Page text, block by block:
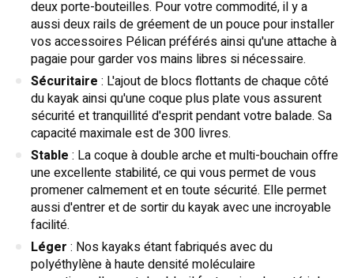
deux porte-bouteilles. Pour votre commodité, il y a
aussi deux rails de gréement de un pouce pour installer
vos accessoires Pélican préférés ainsi qu'une attache à
pagaie pour garder vos mains libres si nécessaire.
Sécuritaire : L'ajout de blocs flottants de chaque côté
du kayak ainsi qu'une coque plus plate vous assurent
sécurité et tranquillité d'esprit pendant votre balade. Sa
capacité maximale est de 300 livres.
Stable : La coque à double arche et multi-bouchain offre
une excellente stabilité, ce qui vous permet de vous
promener calmement et en toute sécurité. Elle permet
aussi d'entrer et de sortir du kayak avec une incroyable
facilité.
Léger : Nos kayaks étant fabriqués avec du
polyéthylène à haute densité moléculaire